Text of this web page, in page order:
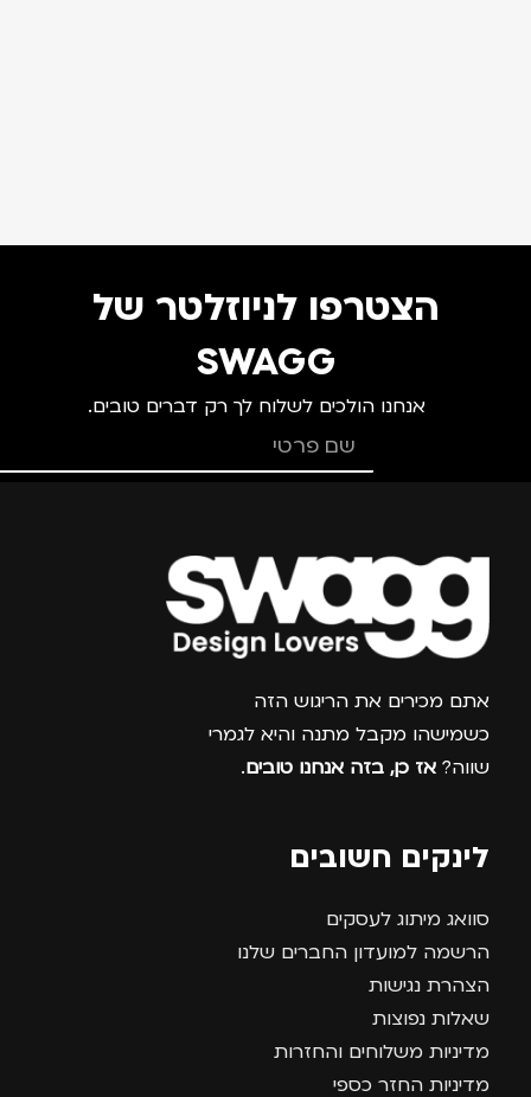
הצטרפו לניוזלטר של
SWAGG
אנחנו הולכים לשלוח לך רק דברים טובים.
צרפו אותי למועדון
אתם מכירים את הריגוש הזה
כשמישהו מקבל מתנה והיא לגמרי
שווה? אז כן, בזה אנחנו טובים.
לינקים חשובים
סוואג מיתוג לעסקים
הרשמה למועדון החברים שלנו
הצהרת נגישות
שאלות נפוצות
מדיניות משלוחים והחזרות
מדיניות החזר כספי